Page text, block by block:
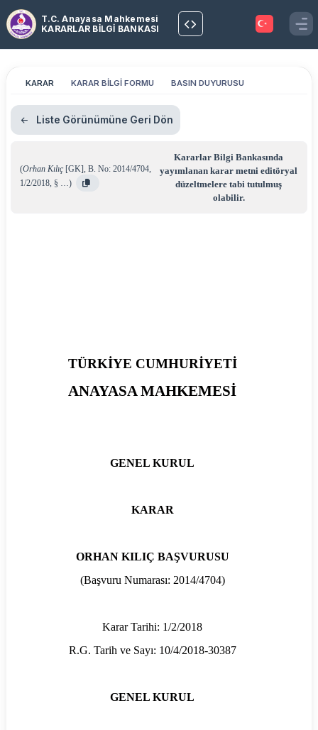
T.C. Anayasa Mahkemesi
KARARLAR BİLGİ BANKASI
KARAR KARAR BİLGİ FORMU BASIN DUYURUSU
Liste Görünümüne Geri Dön
(Orhan Kılıç [GK], B. No: 2014/4704,
1/2/2018, § …)
Kararlar Bilgi Bankasında
yayımlanan karar metni editöryal
düzeltmelere tabi tutulmuş
olabilir.